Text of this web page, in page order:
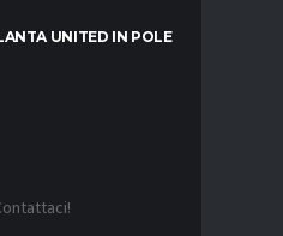
UNITED IN POLE